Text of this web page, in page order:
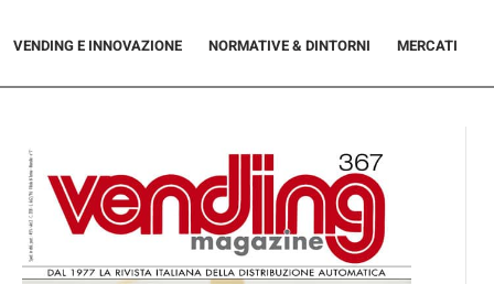
VENDING E INNOVAZIONE NORMATIVE & DINTORNI MERCATI